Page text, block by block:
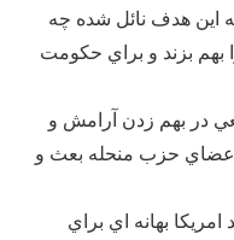
اين هدف نائل شده چه
بهم بزند و براي حکومت
در بهم زدن آرامش و
حزب منحله بعث و
بهانه اي براي